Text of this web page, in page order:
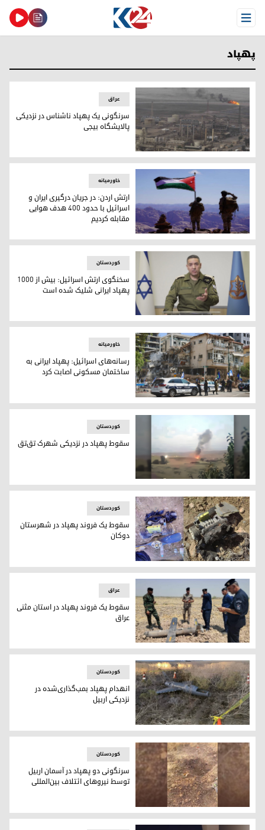
Open Menu
پهپاد
سرنگونی یک پهپاد ناشناس در نزدیکی پالایشگاه بیجی
عراق
سرنگونی یک پهپاد ناشناس در نزدیکی
پالایشگاه بیجی
ارتش اردن: در جریان درگیری ایران و اسرائیل با حدود ۴۰۰ هدف هوایی مقابله کردیم
خاورمیانه
ارتش اردن: در جریان درگیری ایران و
اسرائیل با حدود ۴۰۰ هدف هوایی
مقابله کردیم
ایوی دیفرین، سخنگوی ارتش اسرائیل
کوردستان
سخنگوی ارتش اسرائیل: بیش از ۱۰۰۰
پهپاد ایرانی شلیک شده است
رسانه‌های اسرائیل: پهپاد ایرانی به ساختمان مسکونی اصابت
خاورمیانه
رسانه‌های اسرائیل: پهپاد ایرانی به
ساختمان مسکونی اصابت کرد
سقوط پهپاد در نزدیکی شهرک تق‌تق
کوردستان
سقوط پهپاد در نزدیکی شهرک تق‌تق
سقوط یک فروند پهپاد در شهرستان دوکان
کوردستان
سقوط یک فروند پهپاد در شهرستان
دوکان
سقوط یک فروند پهپاد در استان مثنی عراق
عراق
سقوط یک فروند پهپاد در استان مثنی
عراق
انهدام پهپاد انتحاری در نزدیکی پایتخت اقلیم کوردستان
کوردستان
انهدام پهپاد بمب‌گذاری‌شده در
نزدیکی اربیل
سرنگونی دو پهپاد در آسمان اربیل توسط نیروهای ائتلاف
کوردستان
سرنگونی دو پهپاد در آسمان اربیل
توسط نیروهای ائتلاف بین‌المللی